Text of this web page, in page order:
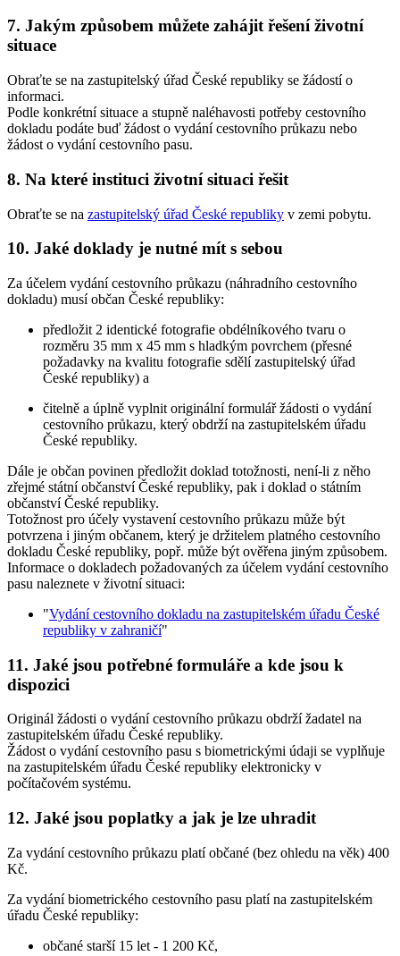
7. Jakým způsobem můžete zahájit řešení životní
situace
Obraťte se na zastupitelský úřad České republiky se žádostí o
informaci.
Podle konkrétní situace a stupně naléhavosti potřeby cestovního
dokladu podáte buď žádost o vydání cestovního průkazu nebo
žádost o vydání cestovního pasu.
8. Na které instituci životní situaci řešit
Obraťte se na zastupitelský úřad České republiky v zemi pobytu.
10. Jaké doklady je nutné mít s sebou
Za účelem vydání cestovního průkazu (náhradního cestovního
dokladu) musí občan České republiky:
předložit 2 identické fotografie obdélníkového tvaru o
rozměru 35 mm x 45 mm s hladkým povrchem (přesné
požadavky na kvalitu fotografie sdělí zastupitelský úřad
České republiky) a
čitelně a úplně vyplnit originální formulář žádosti o vydání
cestovního průkazu, který obdrží na zastupitelském úřadu
České republiky.
Dále je občan povinen předložit doklad totožnosti, není-li z něho
zřejmé státní občanství České republiky, pak i doklad o státním
občanství České republiky.
Totožnost pro účely vystavení cestovního průkazu může být
potvrzena i jiným občanem, který je držitelem platného cestovního
dokladu České republiky, popř. může být ověřena jiným způsobem.
Informace o dokladech požadovaných za účelem vydání cestovního
pasu naleznete v životní situaci:
"Vydání cestovního dokladu na zastupitelském úřadu České
republiky v zahraničí"
11. Jaké jsou potřebné formuláře a kde jsou k
dispozici
Originál žádosti o vydání cestovního průkazu obdrží žadatel na
zastupitelském úřadu České republiky.
Žádost o vydání cestovního pasu s biometrickými údaji se vyplňuje
na zastupitelském úřadu České republiky elektronicky v
počítačovém systému.
12. Jaké jsou poplatky a jak je lze uhradit
Za vydání cestovního průkazu platí občané (bez ohledu na věk) 400
Kč.
Za vydání biometrického cestovního pasu platí na zastupitelském
úřadu České republiky:
občané starší 15 let - 1 200 Kč,